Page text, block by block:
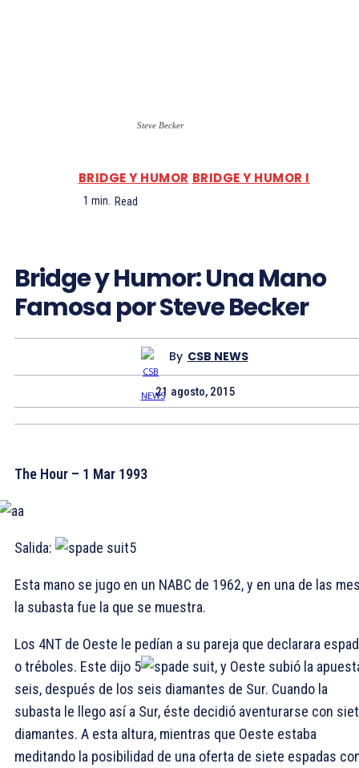
Steve Becker
BRIDGE Y HUMOR BRIDGE Y HUMOR I
1 min. Read
Bridge y Humor: Una Mano
Famosa por Steve Becker
By CSB NEWS
21 agosto, 2015
The Hour – 1 Mar 1993
Salida: 5
Esta mano se jugo en un NABC de 1962, y en una de las
la subasta fue la que se muestra.
Los 4NT de Oeste le pedían a su pareja que declarara
o tréboles. Este dijo 5
, y Oeste subió la
seis, después de los seis diamantes de Sur. Cuando la
subasta le llego así a Sur, éste decidió aventurarse con
diamantes. A esta altura, mientras que Oeste estaba
meditando la posibilidad de una oferta de siete espadas